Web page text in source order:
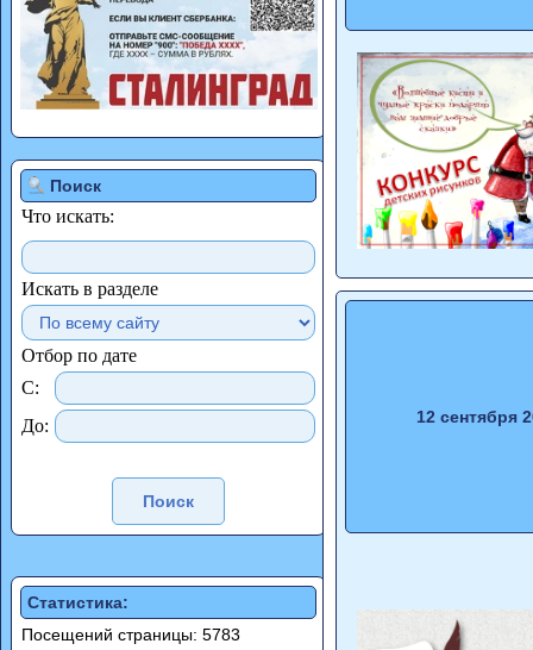
Поиск
Что искать:
Искать в разделе
Отбор по дате
С:
До:
Статистика:
Посещений страницы: 5783
12 сентября